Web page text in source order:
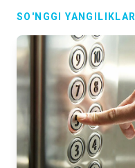
SO'NGGI YANGILIKLAR